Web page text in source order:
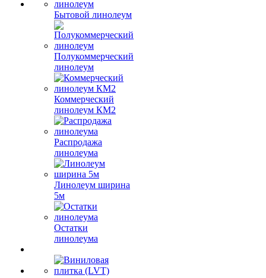
Бытовой линолеум
Полукоммерческий
линолеум
Коммерческий
линолеум КМ2
Распродажа
линолеума
Линолеум ширина
5м
Остатки
линолеума